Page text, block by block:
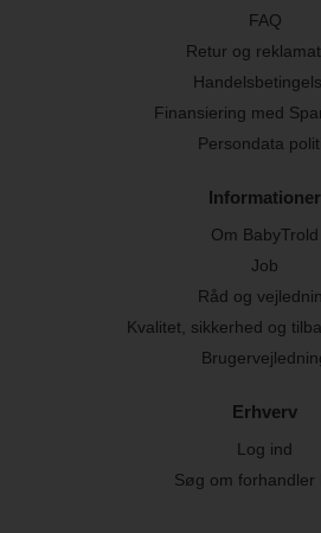
FAQ
Retur og
Finansiering med
Persondata
Informationer
Om BabyTrold
Job
Råd og
Kvalitet, sikkerhed og
Erhverv
Log ind
Søg om forhandler